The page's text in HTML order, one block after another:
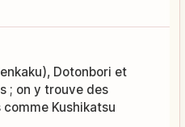
Dotonbori et
; on y trouve des
Kushikatsu